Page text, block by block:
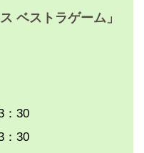
ベストラゲーム」
：30
：30